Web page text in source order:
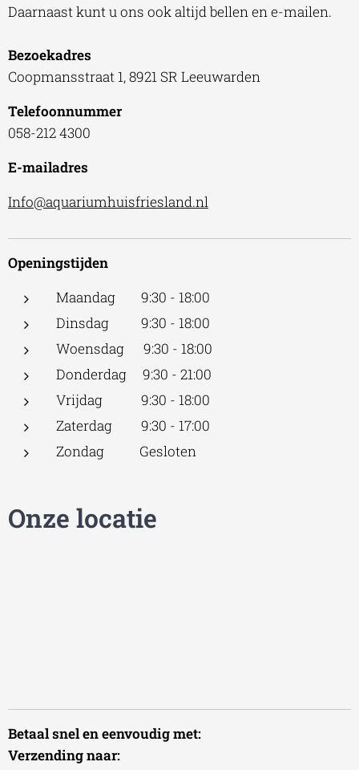
Daarnaast kunt u ons ook altijd bellen en e-mailen.
Bezoekadres
Coopmansstraat 1, 8921 SR Leeuwarden
Telefoonnummer
058-212 4300
E-mailadres
Info@aquariumhuisfriesland.nl
Openingstijden
Maandag 9:30 - 18:00
Dinsdag 9:30 - 18:00
Woensdag 9:30 - 18:00
Donderdag 9:30 - 21:00
Vrijdag 9:30 - 18:00
Zaterdag 9:30 - 17:00
Zondag Gesloten
Onze locatie
Betaal snel en eenvoudig met:
Verzending naar: